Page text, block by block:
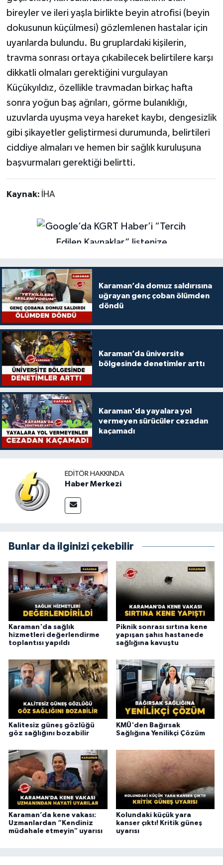
bireyler ve ileri yaşla birlikte beyin atrofisi (beyin
dokusunun küçülmesi) gözlemlenen hastalar için
uyarılarda bulundu. Bu gruplardaki kişilerin,
travma sonrası ortaya çıkabilecek belirtilere karşı
dikkatli olmaları gerektiğini vurgulayan
Küçükyıldız, özellikle travmadan birkaç hafta
sonra yoğun baş ağrıları, görme bulanıklığı,
uzuvlarda uyuşma veya hareket kaybı, dengesizlik
gibi şikayetler geliştirmesi durumunda, belirtileri
ciddiye almaları ve hemen bir sağlık kuruluşuna
başvurmaları gerektiği belirtti.
Kaynak: İHA
Karaman’da domuz saldırısına
uğrayan genç çoban ölümden
döndü
Karaman’da üniversite
bölgesinde denetimler arttı
Karaman'da yayalara yol
vermeyen sürücüler cezadan
kaçamadı
EDITÖR HAKKINDA
Haber Merkezi
Bunlar da ilginizi çekebilir
Karaman'da sağlık
hizmetleri değerlendirme
toplantısı yapıldı
Piknik sonrası sırtına kene
yapışan şahıs hastanede
sağlığına kavuştu
Kalitesiz güneş gözlüğü
göz sağlığını bozabilir
KMÜ'den Bağırsak
Sağlığına Yenilikçi Çözüm
Karaman’da kene vakası:
Uzmanlardan “Kendiniz
müdahale etmeyin" uyarısı
Kolundaki küçük yara
kanser çıktı! Kritik güneş
uyarısı